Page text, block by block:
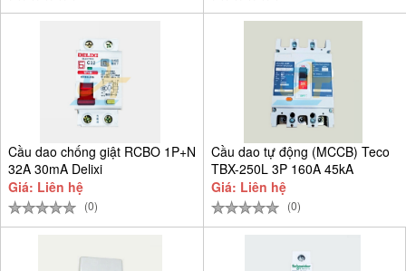
Cầu dao chống giật RCBO 1P+N
32A 30mA Delixi
CDB6LESi1C32
Giá: Liên hệ
(0)
Cầu dao tự động (MCCB) Teco
TBX-250L 3P 160A 45kA
Giá: Liên hệ
(0)